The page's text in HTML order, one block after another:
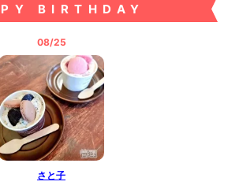
BIRTHDAY
08/25
さと子